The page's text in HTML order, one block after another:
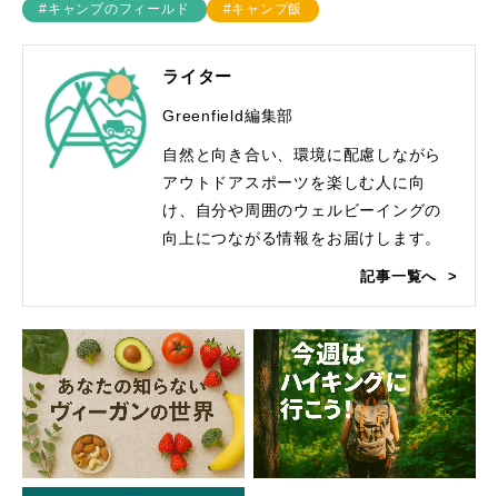
#キャンプのフィールド #キャンプ飯
ライター
Greenfield編集部
自然と向き合い、環境に配慮しながら
アウトドアスポーツを楽しむ人に向
け、自分や周囲のウェルビーイングの
向上につながる情報をお届けします。
記事一覧へ